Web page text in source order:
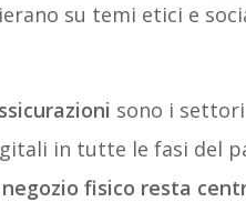
su temi etici e
sono i
in tutte le fasi del
negozio fisico resta